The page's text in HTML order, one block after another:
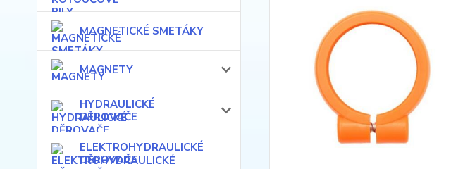
MAGNETICKÉ SMETÁKY
MAGNETY
HYDRAULICKÉ
DĚROVAČE
ELEKTROHYDRAULICKÉ
DĚROVAČE